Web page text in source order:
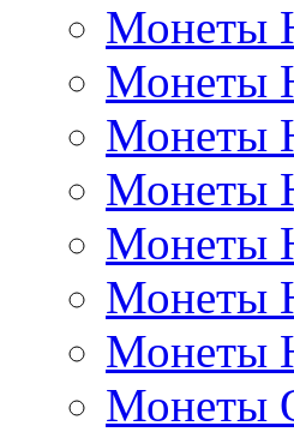
Монеты
Монеты
Монеты
Монеты
Монеты
Монеты
Монеты
Монеты